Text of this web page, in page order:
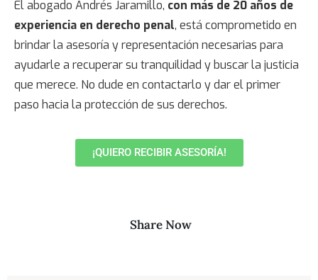
El abogado Andrés Jaramillo, con más de 20 años de
experiencia en derecho penal, está comprometido en
brindar la asesoría y representación necesarias para
ayudarle a recuperar su tranquilidad y buscar la justicia
que merece. No dude en contactarlo y dar el primer
paso hacia la protección de sus derechos.
¡QUIERO RECIBIR ASESORÍA!
Share Now